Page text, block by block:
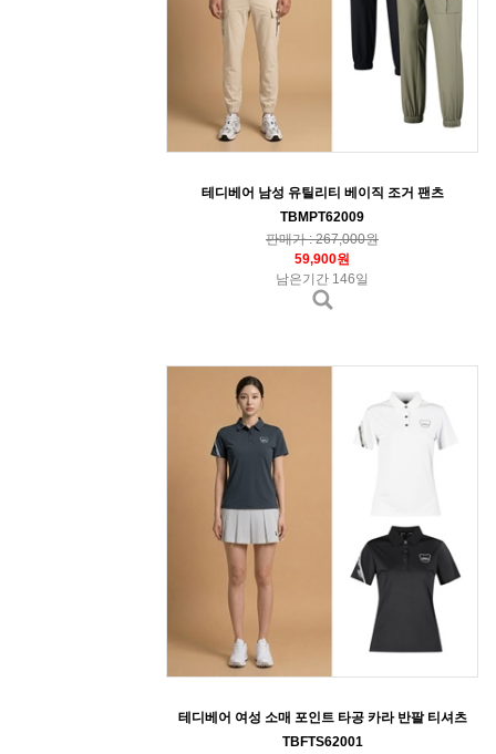
테디베어 남성 유틸리티 베이직 조거 팬츠
TBMPT62009
판매가 : 267,000원
59,900원
남은기간 146일
테디베어 여성 소매 포인트 타공 카라 반팔 티셔츠
TBFTS62001